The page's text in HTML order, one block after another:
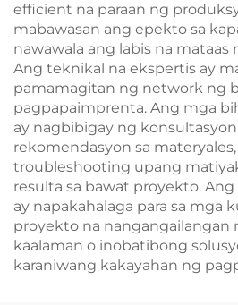
efficient na paraan ng
mabawasan ang epekto sa
nawawala ang labis na mataas
Ang teknikal na ekspertis ay
pamamagitan ng network ng
pagpapaimprenta. Ang mga
ay nagbibigay ng konsultasyon
rekomendasyon sa
troubleshooting upang
resulta sa bawat proyekto.
ay napakahalaga para sa mga
proyekto na nangangailangan
kaalaman o inobatibong
karaniwang kakayahan ng